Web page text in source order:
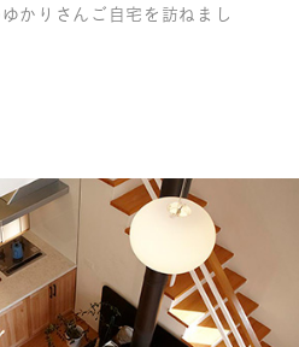
かりさんご自宅を訪ねまし